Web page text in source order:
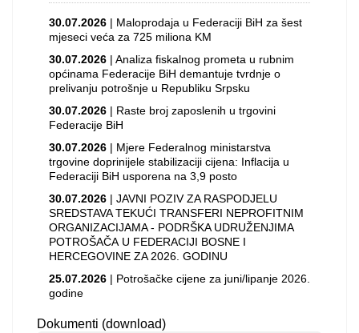
30.07.2026 | Maloprodaja u Federaciji BiH za šest
mjeseci veća za 725 miliona KM
30.07.2026 | Analiza fiskalnog prometa u rubnim
općinama Federacije BiH demantuje tvrdnje o
prelivanju potrošnje u Republiku Srpsku
30.07.2026 | Raste broj zaposlenih u trgovini
Federacije BiH
30.07.2026 | Mjere Federalnog ministarstva
trgovine doprinijele stabilizaciji cijena: Inflacija u
Federaciji BiH usporena na 3,9 posto
30.07.2026 | JAVNI POZIV ZA RASPODJELU
SREDSTAVA TEKUĆI TRANSFERI NEPROFITNIM
ORGANIZACIJAMA - PODRŠKA UDRUŽENJIMA
POTROŠAČA U FEDERACIJI BOSNE I
HERCEGOVINE ZA 2026. GODINU
25.07.2026 | Potrošačke cijene za juni/lipanje 2026.
godine
Dokumenti (download)